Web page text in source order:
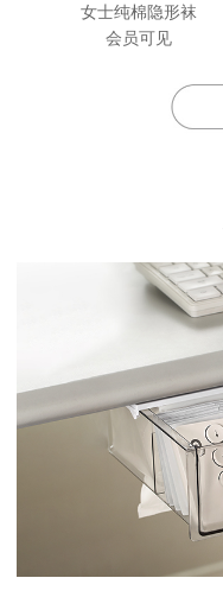
女士纯棉隐形袜
会员可见